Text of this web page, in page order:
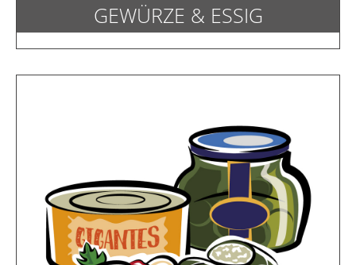
GEWÜRZE & ESSIG